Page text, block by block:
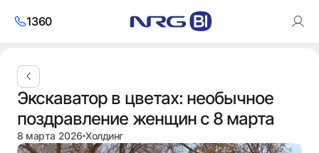
1360
Экскаватор в цветах: необычное
поздравление женщин с 8 марта
8 марта 2026 Холдинг
Используя сайт, вы соглашаетесь с использованием
cookies иполитикой обработки персональных данных
Согласен